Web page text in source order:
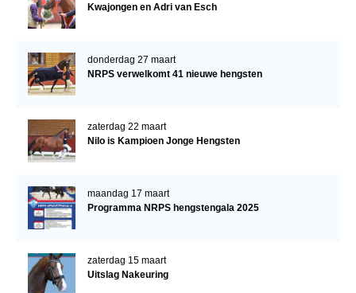
Kwajongen en Adri van Esch
donderdag 27 maart
NRPS verwelkomt 41 nieuwe hengsten
zaterdag 22 maart
Nilo is Kampioen Jonge Hengsten
maandag 17 maart
Programma NRPS hengstengala 2025
zaterdag 15 maart
Uitslag Nakeuring